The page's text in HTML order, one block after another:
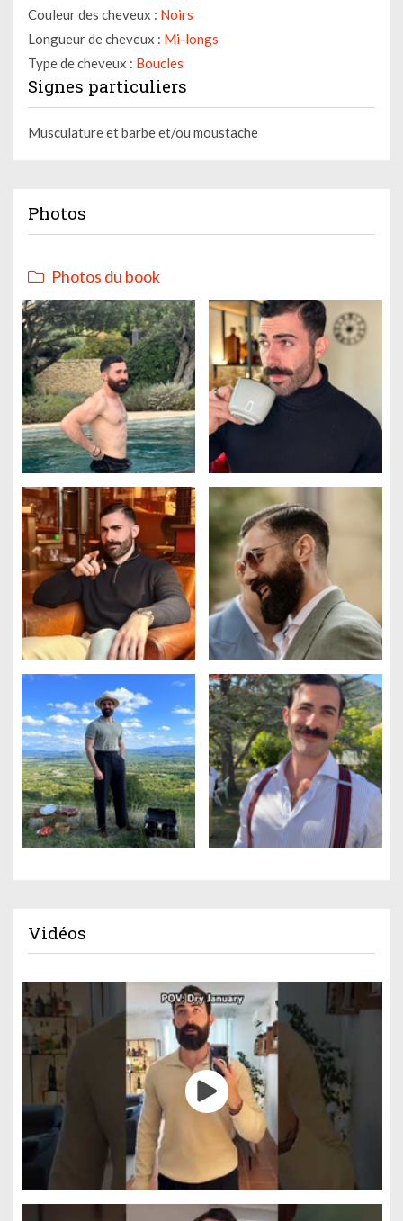
Couleur des cheveux : Noirs
Longueur de cheveux : Mi-longs
Type de cheveux : Boucles
Signes particuliers
Musculature et barbe et/ou moustache
Photos
Photos du book
Vidéos